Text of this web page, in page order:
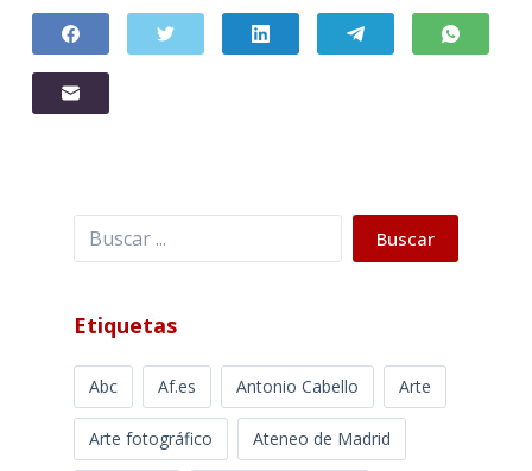
Buscar Buscar
Etiquetas
Abc Af.es Antonio Cabello Arte
Arte fotográfico Ateneo de Madrid